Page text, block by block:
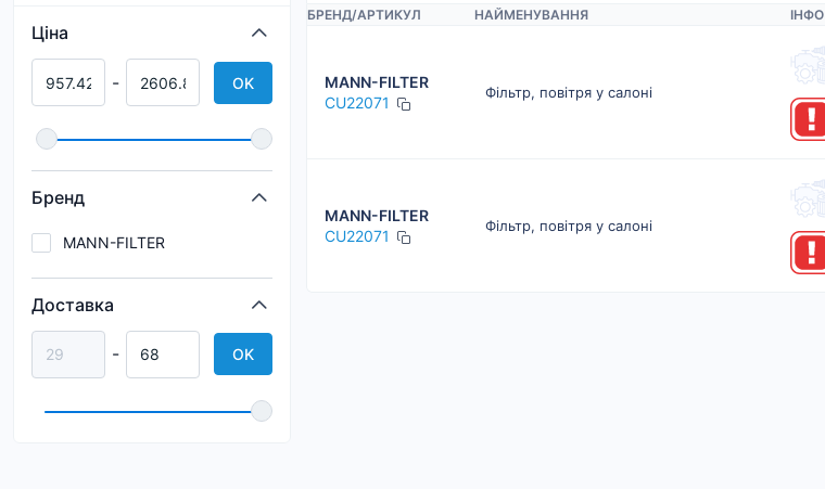
Ціна
- OK
Бренд
MANN-FILTER
Доставка
- OK
БРЕНД/АРТИКУЛ НАЙМЕНУВАННЯ ІНФО
MANN-FILTER
CU22071
Фільтр, повітря у салоні
MANN-FILTER
CU22071
Фільтр, повітря у салоні